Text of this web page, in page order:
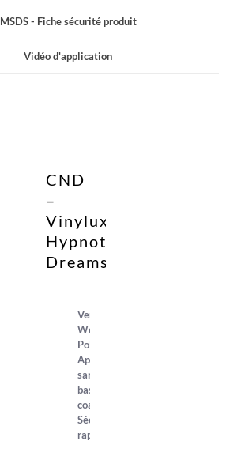
MSDS - Fiche sécurité produit
Vidéo d'application
CND
–
Vinylux
Hypnotic
Dreams
Vernis
Weekly
Polish.
Application
sans
base
coat.
Séchage
rapide.